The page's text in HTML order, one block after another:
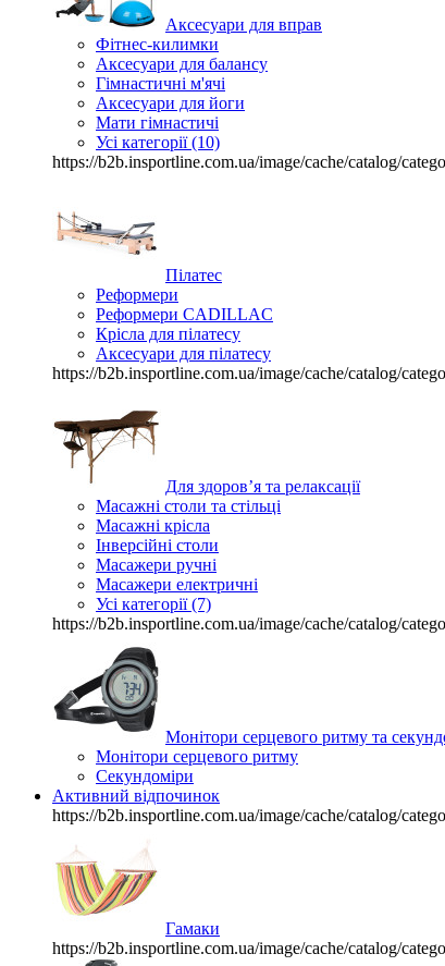
Аксесуари для вправ
Фітнес-килимки
Аксесуари для балансу
Гімнастичні м'ячі
Аксесуари для йоги
Мати гімнастичі
Усі категорії (10)
https://b2b.insportline.com.ua/image/cache/catalog/
Пілатес
Реформери
Реформери CADILLAC
Крісла для пілатесу
Аксесуари для пілатесу
https://b2b.insportline.com.ua/image/cache/catalog/
Для здоров’я та релаксації
Масажні столи та стільці
Масажні крісла
Інверсійні столи
Масажери ручні
Масажери електричні
Усі категорії (7)
https://b2b.insportline.com.ua/image/cache/catalog/
Монітори серцевого ритму та
Монітори серцевого ритму
Секундоміри
Активний відпочинок
https://b2b.insportline.com.ua/image/cache/catalog/
Гамаки
https://b2b.insportline.com.ua/image/cache/catalog/